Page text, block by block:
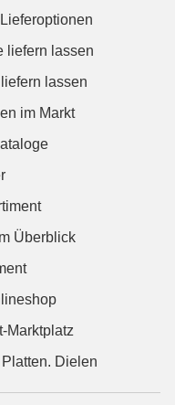
liefern lassen
lassen
im Markt
Überblick
Marktplatz
Dielen